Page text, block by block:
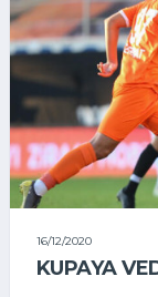
16/12/2020
KUPAYA